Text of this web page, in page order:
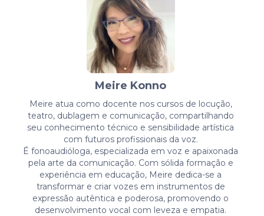
Meire Konno
Meire atua como docente nos cursos de locução,
teatro, dublagem e comunicação, compartilhando
seu conhecimento técnico e sensibilidade artística
com futuros profissionais da voz.
É fonoaudióloga, especializada em voz e apaixonada
pela arte da comunicação. Com sólida formação e
experiência em educação, Meire dedica-se a
transformar e criar vozes em instrumentos de
expressão autêntica e poderosa, promovendo o
desenvolvimento vocal com leveza e empatia.